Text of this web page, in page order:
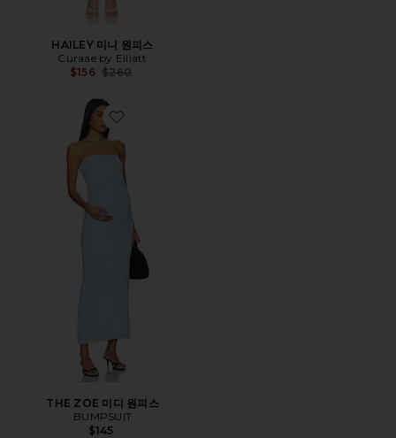
HAILEY 미니 원피스
Curaae by Elliatt
$156 Previous price:
$260
Favorite THE ZOE 미디 원피스
THE ZOE 미디 원피스
BUMPSUIT
$145